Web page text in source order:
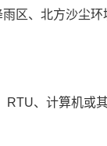
区、北方沙尘环
、计算机或